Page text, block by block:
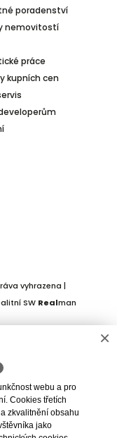
poradenství
nemovitostí
práce
kupních cen
vyhrazena |
SW Realman
×
webu a pro
Cookies třetích
zkvalitnění obsahu
jako